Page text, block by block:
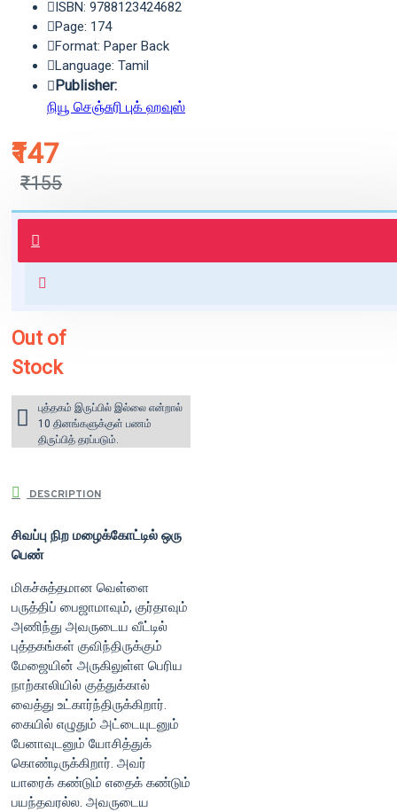
₹147
₹155
ISBN: 9788123424682
Page: 174
Format: Paper Back
Language: Tamil
Publisher:
நியூ செஞ்சுரி புக் ஹவுஸ்
புத்தகம் 3 - 7 நாட்களில் அனுப்பி
வைக்கப்படும்.
for orders above ₹1000 within
Out of
Stock
புத்தகம் இருப்பில் இல்லை என்றால்
10 தினங்களுக்குள் பணம்
திருப்பித் தரப்படும்.
DESCRIPTION
சிவப்பு நிற மழைக்கோட்டில் ஒரு
பெண்
மிகச்சுத்தமான வெள்ளை
பருத்திப் பைஜாமாவும், குர்தாவும்
அணிந்து அவருடைய வீட்டில்
புத்தகங்கள் குவிந்திருக்கும்
மேஜையின் அருகிலுள்ள பெரிய
நாற்காலியில் குத்துக்கால்
வைத்து உட்கார்ந்திருக்கிறார்.
கையில் எழுதும் அட்டையுடனும்
பேனாவுடனும் யோசித்துக்
கொண்டிருக்கிறார். அவர்
யாரைக் கண்டும் எதைக் கண்டும்
பயந்தவரல்ல. அவருடைய